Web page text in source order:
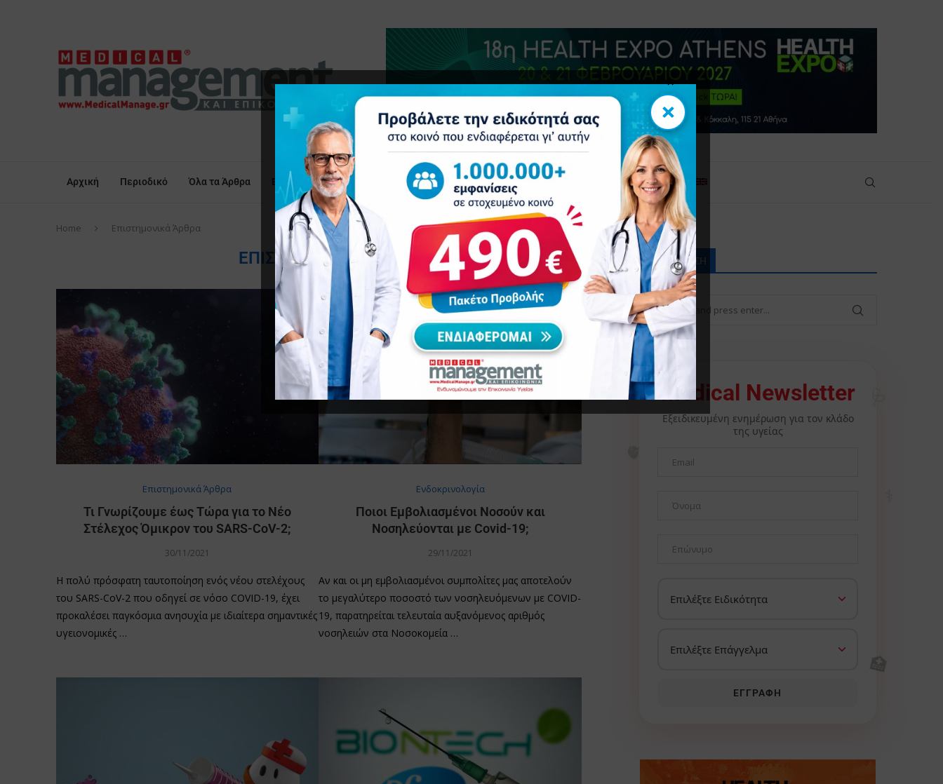
Αρχική Περιοδικό Όλα τα Άρθρα Επικαιρότητα Δελτία Τύπου Προβολή Ιατρού Συνέδρια Επικοινωνία
Home Επιστημονικά Άρθρα
ΕΠΙΣΤΗΜΟΝΙΚΆ ΆΡΘΡΑ
Επιστημονικά Άρθρα
Τι Γνωρίζουμε έως Τώρα για το Νέο
Στέλεχος Όμικρον του SARS-CoV-2;
30/11/2021
Η πολύ πρόσφατη ταυτοποίηση ενός νέου στελέχους
του SARS-CoV-2 που οδηγεί σε νόσο COVID-19, έχει
προκαλέσει παγκόσμια ανησυχία με ιδιαίτερα σημαντικές
υγειονομικές …
Ενδοκρινολογία
Ποιοι Εμβολιασμένοι Νοσούν και
Νοσηλεύονται με Covid-19;
29/11/2021
Αν και οι μη εμβολιασμένοι συμπολίτες μας αποτελούν
το μεγαλύτερο ποσοστό των νοσηλευόμενων με COVID-
19, παρατηρείται τελευταία αυξανόμενος αριθμός
νοσηλειών στα Νοσοκομεία …
ΑΝΑΖΉΤΗΣΗ
Medical Newsletter
Εξειδικευμένη ενημέρωση για τον κλάδο
της υγείας
ΕΓΓΡΑΦΉ
×
×